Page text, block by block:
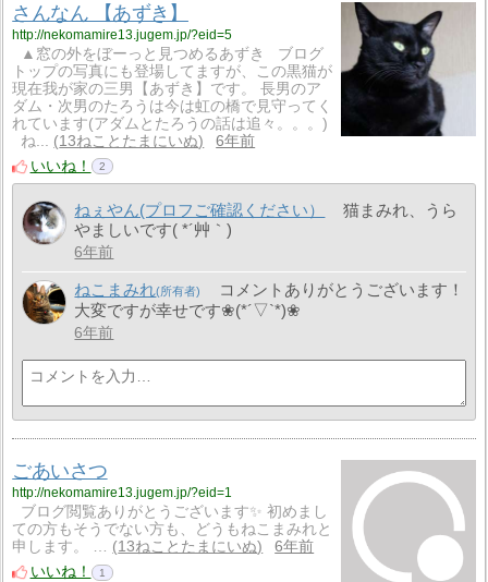
さんなん 【あずき】
http://nekomamire13.jugem.jp/?eid=5
▲窓の外をぼーっと見つめるあずき ブログ
トップの写真にも登場してますが、この黒猫が
現在我が家の三男【あずき】です。 長男のア
ダム・次男のたろうは今は虹の橋で見守ってく
れています(アダムとたろうの話は追々。。。)
ね...
13ねことたまにいぬ
6年前
いいね！
2
ねぇやん(プロフご確認ください）
猫まみれ、うら
やましいです( *´艸｀)
6年前
ねこまみれ
コメントありがとうございます！
大変ですが幸せです❀(*´▽`*)❀
6年前
ごあいさつ
http://nekomamire13.jugem.jp/?eid=1
ブログ閲覧ありがとうございます✨ 初めまし
ての方もそうでない方も、どうもねこまみれと
申します。 …
13ねことたまにいぬ
6年前
いいね！
1